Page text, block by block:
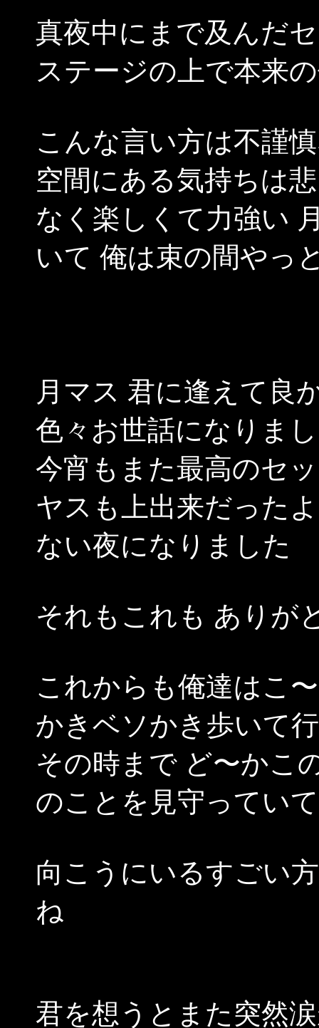
真夜中にまで及んだ
ステージの上で本来
こんな言い方は不謹
空間にある気持ちは
なく楽しくて力強い
いて 俺は束の間やっ
月マス 君に逢えて良
色々お世話になりま
今宵もまた最高のセ
ヤスも上出来だった
ない夜になりました
それもこれも ありが
これからも俺達はこ
かきベソかき歩いて
その時まで ど〜かこ
のことを見守ってい
向こうにいるすごい
ね
君を想うとまた突然